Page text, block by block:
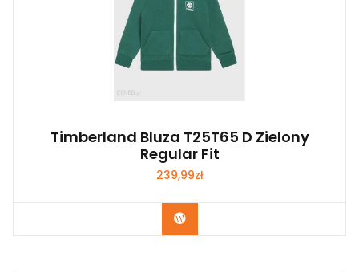
Timberland Bluza T25T65 D Zielony
Regular Fit
239,99zł
Kup Teraz